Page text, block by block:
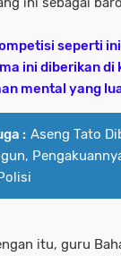
seperti
ini diberikan di
mental yang
: Aseng Tato
itu, guru